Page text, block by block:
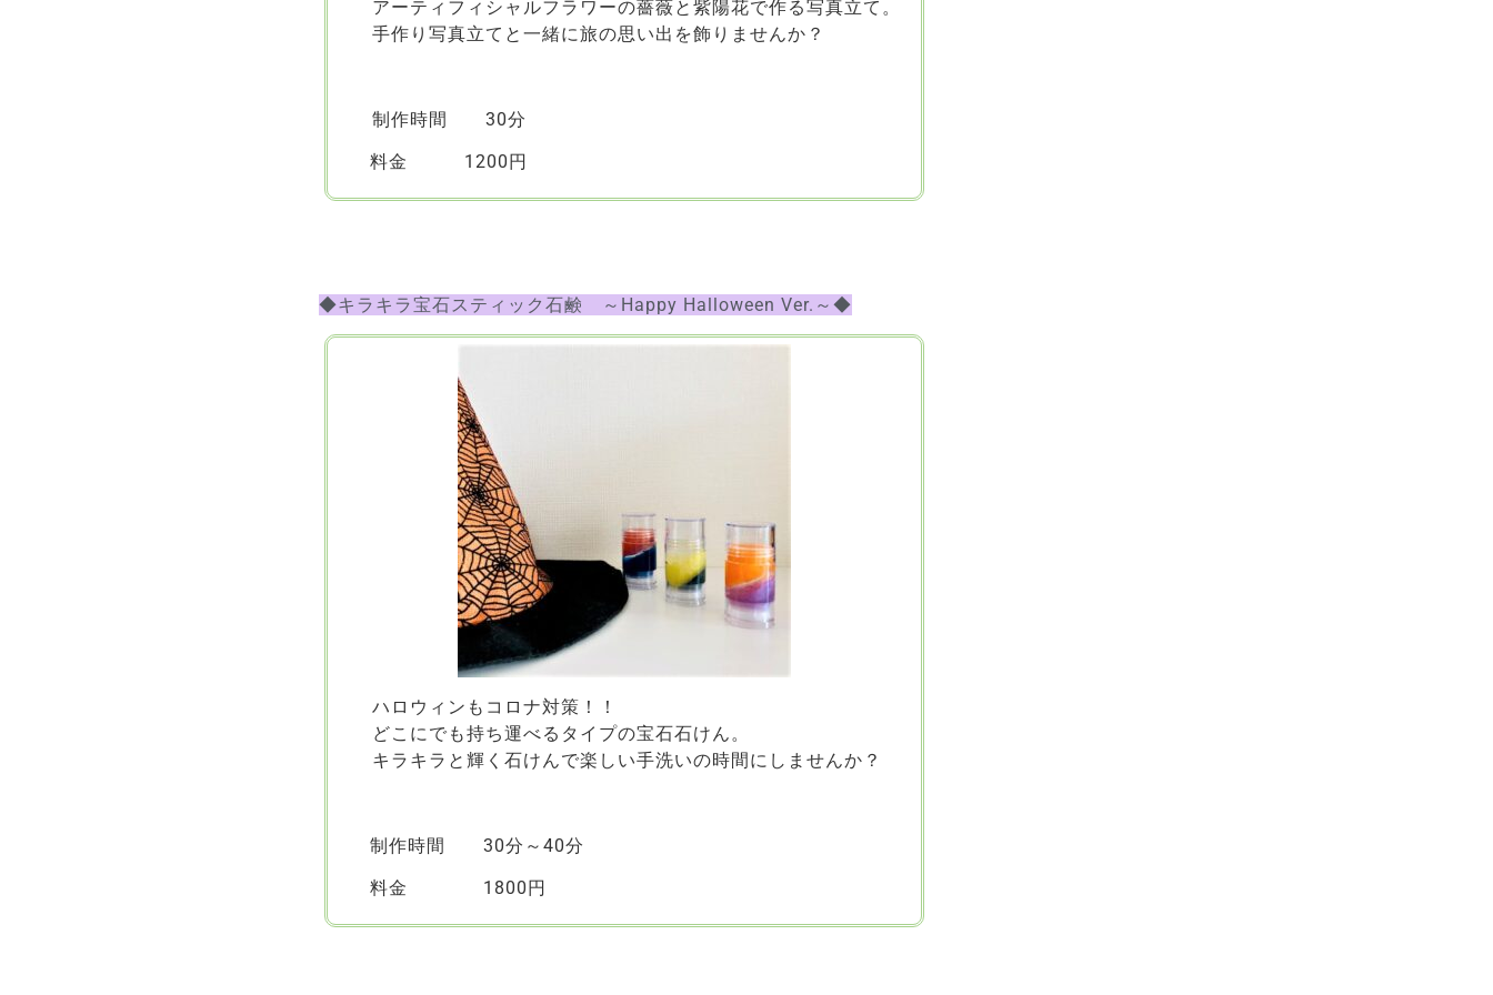
アーティフィシャルフラワーの薔薇と紫陽花で作る写真立て。
手作り写真立てと一緒に旅の思い出を飾りませんか？
制作時間 30分
料金 1200円
◆キラキラ宝石スティック石鹸 ～Happy Halloween Ver.～◆
ハロウィンもコロナ対策！！
どこにでも持ち運べるタイプの宝石石けん。
キラキラと輝く石けんで楽しい手洗いの時間にしませんか？
制作時間 30分～40分
料金 1800円